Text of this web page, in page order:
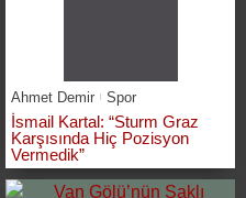
Ahmet Demir Spor
İsmail Kartal: “Sturm Graz
Karşısında Hiç Pozisyon
Vermedik”